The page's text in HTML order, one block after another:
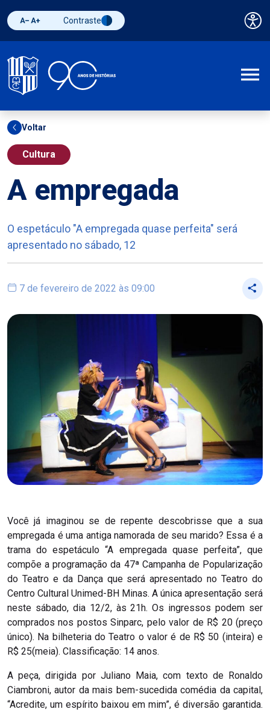
Diminuir fonte
Aumentar fonteAlternar contraste
Contraste
Voltar
Cultura
A empregada
O espetáculo "A empregada quase perfeita" será
apresentado no sábado, 12
7 de fevereiro de 2022 às 09:00
Você já imaginou se de repente descobrisse que a sua
empregada é uma antiga namorada de seu marido? Essa é a
trama do espetáculo “A empregada quase perfeita”, que
compõe a programação da 47ª Campanha de Popularização
do Teatro e da Dança que será apresentado no Teatro do
Centro Cultural Unimed-BH Minas. A única apresentação será
neste sábado, dia 12/2, às 21h. Os ingressos podem ser
comprados nos postos Sinparc, pelo valor de R$ 20 (preço
único). Na bilheteria do Teatro o valor é de R$ 50 (inteira) e
R$ 25(meia). Classificação: 14 anos.
A peça, dirigida por Juliano Maia, com texto de Ronaldo
Ciambroni, autor da mais bem-sucedida comédia da capital,
“Acredite, um espírito baixou em mim”, é diversão garantida.